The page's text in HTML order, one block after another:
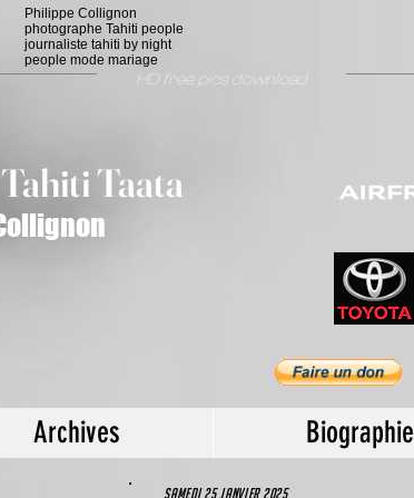
Philippe Collignon
photographe Tahiti people
journaliste tahiti by night
people mode mariage
HD free pics download
Tahiti Taata
Archives Biographie
samedi 25 jANVIER 2025